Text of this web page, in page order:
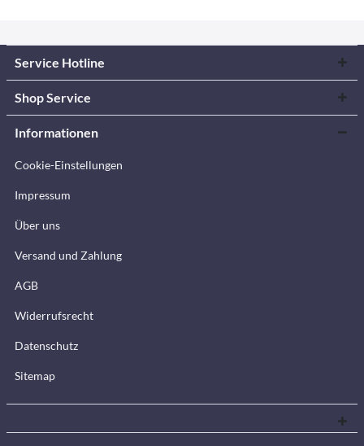
Service Hotline
Shop Service
Informationen
Cookie-Einstellungen
Impressum
Über uns
Versand und Zahlung
AGB
Widerrufsrecht
Datenschutz
Sitemap